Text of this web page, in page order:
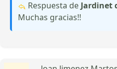
Respuesta de Jardinet
Muchas gracias!!